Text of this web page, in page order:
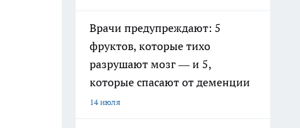
Врачи предупреждают: 5
фруктов, которые тихо
разрушают мозг — и 5,
которые спасают от деменции
14 июля